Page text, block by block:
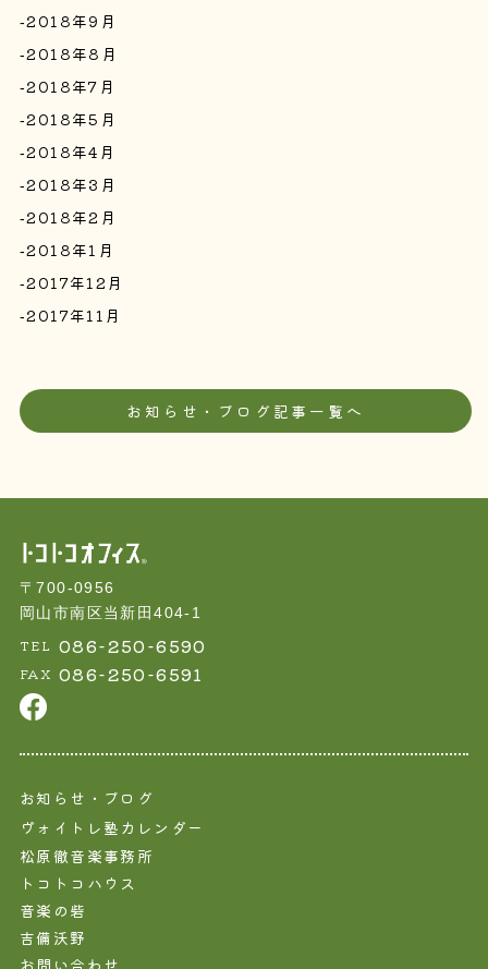
2018年9月
2018年8月
2018年7月
2018年5月
2018年4月
2018年3月
2018年2月
2018年1月
2017年12月
2017年11月
お知らせ・ブログ記事一覧へ
〒700-0956
岡山市南区当新田404-1
TEL 086-250-6590
FAX 086-250-6591
お知らせ・ブログ
ヴォイトレ塾カレンダー
松原徹音楽事務所
トコトコハウス
音楽の砦
吉備沃野
お問い合わせ